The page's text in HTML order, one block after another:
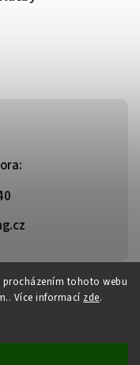
tohoto webu
Více informací zde.
práva vyhrazena.